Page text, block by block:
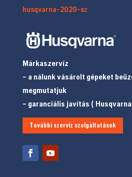
husqvarna-2020-sz
Márkaszervíz
– a nálunk vásárolt gépeket
megmutatjuk
– garanciális javítás (
További szerviz szolgáltatások